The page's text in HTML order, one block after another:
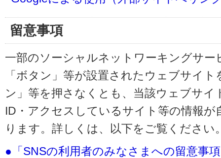
留意事項
一部のソーシャルネットワーキングサー
「ボタン」等が設置されたウェブサイ
ン」等を押さなくとも、当該ウェブサイ
ID・アクセスしているサイト等の情報
ります。詳しくは、以下をご覧ください
●「SNSの利用者のみなさまへの留意事